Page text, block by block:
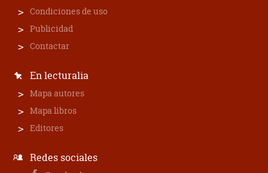
Condiciones de uso
Publicidad
Contactar
En lecturalia
Mapa autores
Mapa libros
Editores
Redes sociales